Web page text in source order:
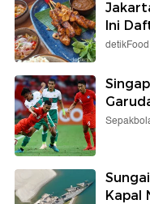
Ini
detikFood
Kapal